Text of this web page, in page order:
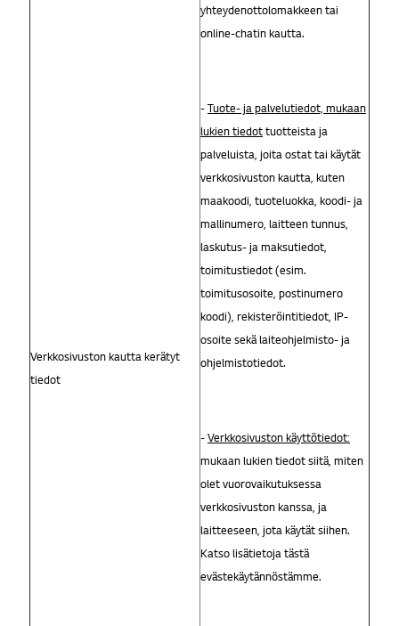
Verkkosivuston kautta kerätyt
tiedot
yhteydenottolomakkeen tai
online-chatin kautta.
-Tuote- ja palvelutiedot, mukaan
lukien tiedottuotteista ja
palveluista, joita ostat tai käytät
verkkosivuston kautta, kuten
maakoodi, tuoteluokka, koodi- ja
mallinumero, laitteen tunnus,
laskutus- ja maksutiedot,
toimitustiedot (esim.
toimitusosoite, postinumero
koodi), rekisteröintitiedot, IP-
osoite sekä laiteohjelmisto- ja
ohjelmistotiedot.
-Verkkosivuston käyttötiedot:
mukaan lukien tiedot siitä, miten
olet vuorovaikutuksessa
verkkosivuston kanssa, ja
laitteeseen, jota käytät siihen.
Katso lisätietoja tästä
evästekäytännöstämme.